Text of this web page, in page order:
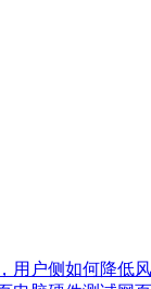
用户侧如何降低